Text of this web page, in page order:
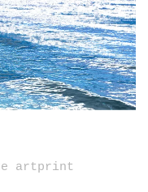
artprint